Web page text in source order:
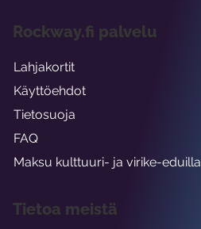
Rockway.fi palvelu
Lahjakortit
Käyttöehdot
Tietosuoja
FAQ
Maksu kulttuuri- ja virike-eduilla
Tietoa meistä